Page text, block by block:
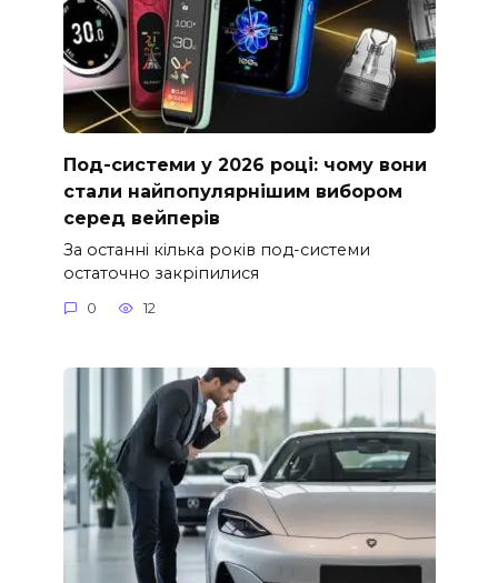
Под-системи у 2026 році: чому вони
стали найпопулярнішим вибором
серед вейперів
За останні кілька років под-системи
остаточно закріпилися
0 12